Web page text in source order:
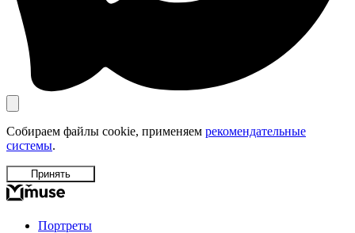
Собираем файлы cookie, применяем рекомендательные
системы.
Принять
Портреты